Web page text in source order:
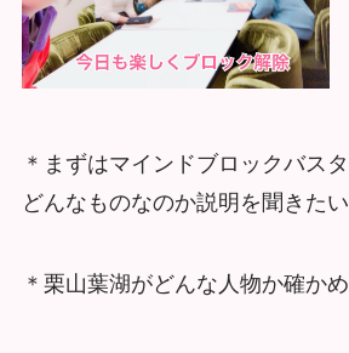
＊まずはマインドブロックバス
どんなものなのか説明を聞きたい
＊栗山葉湖がどんな人物か確か